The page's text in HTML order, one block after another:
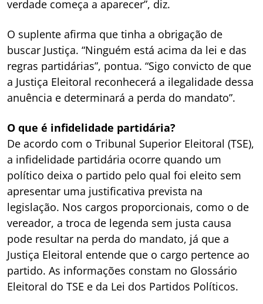
verdade começa a aparecer”, diz.
O suplente afirma que tinha a obrigação de
buscar Justiça. “Ninguém está acima da lei e das
regras partidárias”, pontua. “Sigo convicto de que
a Justiça Eleitoral reconhecerá a ilegalidade dessa
anuência e determinará a perda do mandato”.
O que é infidelidade partidária?
De acordo com o Tribunal Superior Eleitoral (TSE),
a infidelidade partidária ocorre quando um
político deixa o partido pelo qual foi eleito sem
apresentar uma justificativa prevista na
legislação. Nos cargos proporcionais, como o de
vereador, a troca de legenda sem justa causa
pode resultar na perda do mandato, já que a
Justiça Eleitoral entende que o cargo pertence ao
partido. As informações constam no Glossário
Eleitoral do TSE e da Lei dos Partidos Políticos.